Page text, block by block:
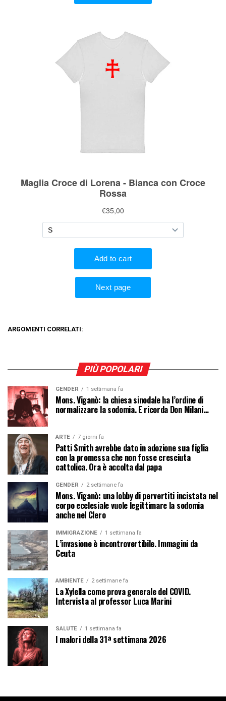
ARGOMENTI CORRELATI:
PIÙ POPOLARI
GENDER 1 settimana fa
Mons. Viganò: la chiesa sinodale ha l’ordine di
normalizzare la sodomia. E ricorda Don Milani…
ARTE 7 giorni fa
Patti Smith avrebbe dato in adozione sua figlia
con la promessa che non fosse cresciuta
cattolica. Ora è accolta dal papa
GENDER 2 settimane fa
Mons. Viganò: una lobby di pervertiti incistata nel
corpo ecclesiale vuole legittimare la sodomia
anche nel Clero
IMMIGRAZIONE 1 settimana fa
L’invasione è incontrovertibile. Immagini da
Ceuta
AMBIENTE 2 settimane fa
La Xylella come prova generale del COVID.
Intervista al professor Luca Marini
SALUTE 1 settimana fa
I malori della 31ª settimana 2026